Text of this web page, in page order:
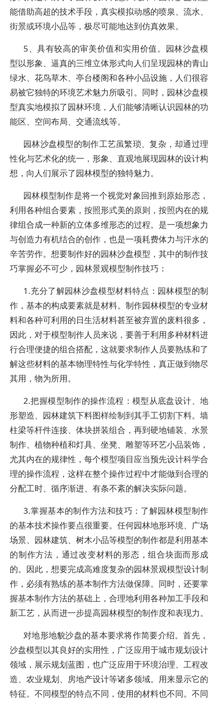
能借助高超的技术手段，真实模拟动感的喷泉、流水、
街景或环境小品等，极尽可能地达到仿真效果。
5、具有较高的审美价值和实用价值。园林沙盘模
型以形象、逼真的三维立体形式向人们呈现园林的青山
绿水、花鸟草木、亭台楼阁和各种小品设施，人们很容
易被它独特的环境艺术魅力所吸引。同时，园林沙盘模
型真实地模拟了园林环境，人们能够清晰认识园林的功
能区、空间布局、交通流线等。
园林沙盘模型的制作工艺虽繁琐、复杂，却通过理
性化与艺术化的统一，形象、直观地展现园林的设计构
想，向人们展示了园林模型的独特魅力。
园林模型制作是将一个视觉对象回推到原始形态，
利用各种组合要素，按照形式美的原则，按照内在的规
律组合成一种新的立体多维形态的过程。是一项想象力
与创造力有机结合的创作，也是一项耗费体力与汗水的
辛苦劳作。想要制作好的园林沙盘模型，其中的制作技
巧掌握必不可少，园林景观模型制作技巧：
1.充分了解园林沙盘模型材料特点：园林模型的制
作，基本的构成要素就是材料。制作园林模型的专业材
料和各种可利用的日生活材料甚至被弃置的废料很多，
因此，对于模型制作人员来说，要善于利用多种材料进
行合理便捷的组合搭配，这就要求制作人员要熟练和了
解这些材料的基本物理特性与化学特性，真正做到物尽
其用，物为所用。
2.把握模型制作的操作流程：模型从底盘设计、地
形塑造、园林建筑下料图样绘制到其手工切割下料。墙
柱梁等杆件连接、体块拼装组合，再到硬地铺装、水景
制作、植物种植和灯具、坐凳、雕塑等环艺小品装饰，
尤其内在的规律性，每个模型项目应当预先设计科学合
理的操作流程，这样在整个操作过程中才能做到合理的
分配工时、循序渐进、有条不紊的解决实际问题。
3.掌握基本的制作方法和技巧：了解园林模型制作
的基本技术操作要点很重要。任何园林地形环境、广场
场景、园林建筑、树木小品等模型的制作都是利用基本
的制作方法，通过改变材料的形态，组合块面而形成
的。因此，想要完成高难度复杂的园林景观模型设计制
作，必须有熟练的基本制作方法做保障。同时，还要掌
握基本制作方法的基础上，合理地利用各种加工手段和
新工艺，从而进一步提高园林模型的制作度和表现力。
对地形地貌沙盘的基本要求将作简要介绍。首先，
沙盘模型以其良好的实用性，广泛应用于城市规划设计
领域，展示规划蓝图，也广泛应用于环境治理、工程改
造、农业规划、房地产设计等诸多领域。用来显示它的
特征。不同模型的特点不同，使用的材料也不同。不同